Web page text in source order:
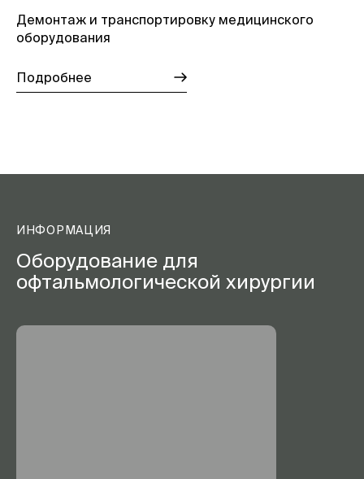
Демонтаж и транспортировку медицинского
оборудования
Подробнее
ИНФОРМАЦИЯ
Оборудование для
офтальмологической хирургии